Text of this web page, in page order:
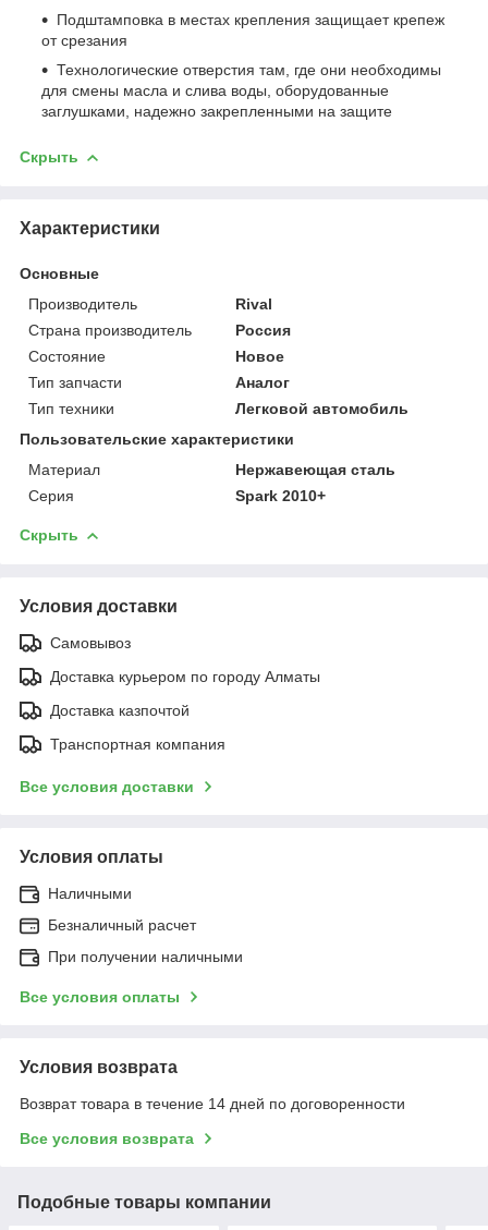
Подштамповка в местах крепления защищает крепеж
от срезания
Технологические отверстия там, где они необходимы
для смены масла и слива воды, оборудованные
заглушками, надежно закрепленными на защите
Скрыть
Характеристики
Основные
Производитель
Rival
Страна производитель
Россия
Состояние
Новое
Тип запчасти
Аналог
Тип техники
Легковой автомобиль
Пользовательские характеристики
Материал
Нержавеющая сталь
Серия
Spark 2010+
Скрыть
Условия доставки
Самовывоз
Доставка курьером по городу Алматы
Доставка казпочтой
Транспортная компания
Все условия доставки
Условия оплаты
Наличными
Безналичный расчет
При получении наличными
Все условия оплаты
Условия возврата
Возврат товара в течение 14 дней по договоренности
Все условия возврата
Подобные товары компании